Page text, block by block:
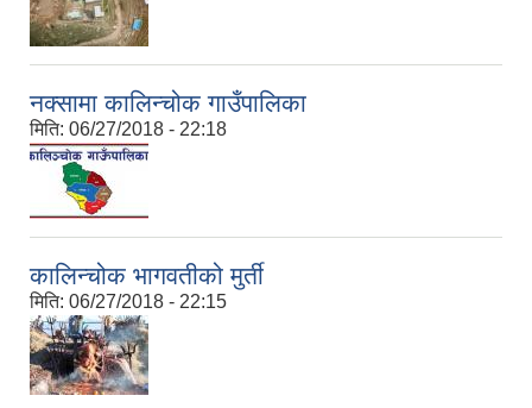
नक्सामा कालिन्चोक गाउँपालिका
मिति: 06/27/2018 - 22:18
कालिन्चोक भागवतीको मुर्ती
मिति: 06/27/2018 - 22:15